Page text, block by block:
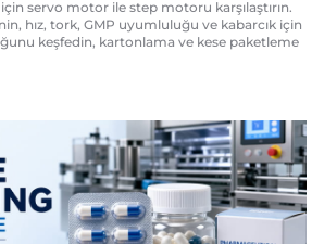
servo motor ile step motoru karşılaştırın.
hız, tork, GMP uyumluluğu ve kabarcık için
keşfedin, kartonlama ve kese paketleme